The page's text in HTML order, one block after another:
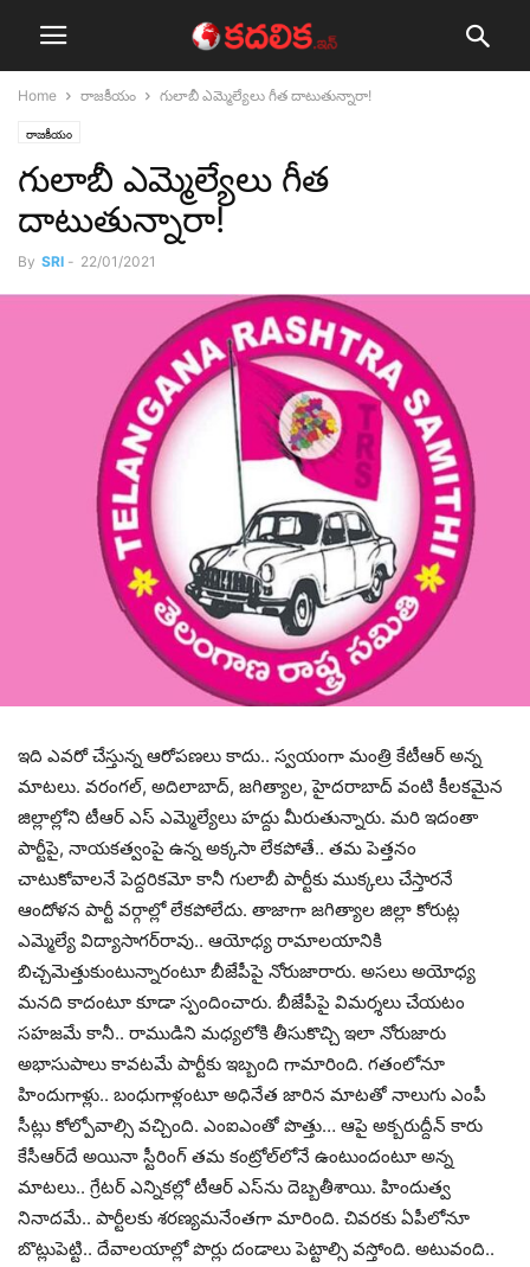
Home రాజ‌కీయం గులాబీ ఎమ్మెల్యేలు గీత దాటుతున్నారా!
రాజ‌కీయం
గులాబీ ఎమ్మెల్యేలు గీత
దాటుతున్నారా!
By SRI - 22/01/2021
ఇది ఎవ‌రో చేస్తున్న ఆరోప‌ణ‌లు కాదు.. స్వ‌యంగా మంత్రి కేటీఆర్ అన్న
మాట‌లు. వ‌రంగ‌ల్‌, అదిలాబాద్‌, జ‌గిత్యాల‌, హైద‌రాబాద్ వంటి కీల‌క‌మైన
జిల్లాల్లోని టీఆర్ ఎస్ ఎమ్మెల్యేలు హ‌ద్దు మీరుతున్నారు. మ‌రి ఇదంతా
పార్టీపై, నాయ‌క‌త్వంపై ఉన్న అక్క‌సా లేక‌పోతే.. త‌మ పెత్త‌నం
చాటుకోవాల‌నే పెద్ద‌రిక‌మో కానీ గులాబీ పార్టీకు ముక్క‌లు చేస్తార‌నే
ఆందోళ‌న పార్టీ వ‌ర్గాల్లో లేక‌పోలేదు. తాజాగా జ‌గిత్యాల జిల్లా కోరుట్ల
ఎమ్మెల్యే విద్యాసాగ‌ర్‌రావు.. ఆయోధ్య రామాల‌యానికి
బిచ్చ‌మెత్తుకుంటున్నారంటూ బీజేపీపై నోరుజారారు. అస‌లు అయోధ్య
మ‌న‌ది కాదంటూ కూడా స్పందించారు. బీజేపీపై విమ‌ర్శ‌లు చేయ‌టం
స‌హ‌జ‌మే కానీ.. రాముడిని మ‌ధ్య‌లోకి తీసుకొచ్చి ఇలా నోరుజారు
అభాసుపాలు కావ‌ట‌మే పార్టీకు ఇబ్బంది గామారింది. గ‌తంలోనూ
హిందుగాళ్లు.. బంధుగాళ్లంటూ అధినేత జారిన మాట‌తో నాలుగు ఎంపీ
సీట్లు కోల్పోవాల్సి వ‌చ్చింది. ఎంఐఎంతో పొత్తు… ఆపై అక్బ‌రుద్దీన్ కారు
కేసీఆర్‌దే అయినా స్టీరింగ్ త‌మ కంట్రోల్‌లోనే ఉంటుందంటూ అన్న
మాట‌లు.. గ్రేట‌ర్ ఎన్నిక‌ల్లో టీఆర్ ఎస్‌ను దెబ్బ‌తీశాయి. హిందుత్వ
నినాద‌మే.. పార్టీల‌కు శ‌ర‌ణ్య‌మ‌నేంత‌గా మారింది. చివ‌ర‌కు ఏపీలోనూ
బొట్లుపెట్టి.. దేవాల‌యాల్లో పొర్లు దండాలు పెట్టాల్సి వ‌స్తోంది. అటువంది..